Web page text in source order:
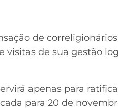
de
visitas de sua gestão
apenas para
para 20 de